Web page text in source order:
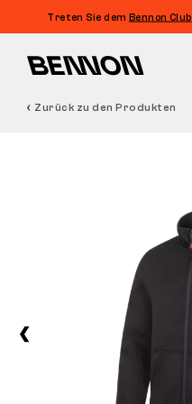
Treten Sie dem Bennon Club
Barfußschuhe
Freizeitschuhe
Zurück zu den Produkten